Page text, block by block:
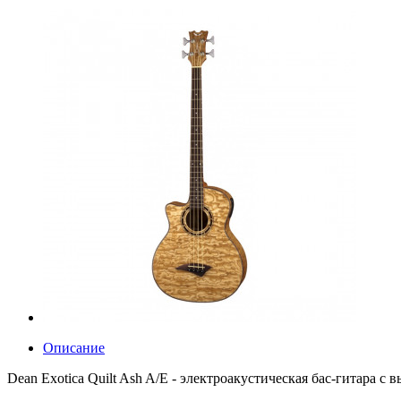
Описание
Dean Exotica Quilt Ash A/E - электроакустическая бас-гитара с